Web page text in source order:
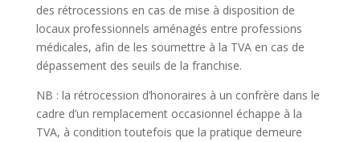
des rétrocessions en cas de mise à disposition de
locaux professionnels aménagés entre professions
médicales, afin de les soumettre à la TVA en cas de
dépassement des seuils de la franchise.
NB : la rétrocession d’honoraires à un confrère dans le
cadre d’un remplacement occasionnel échappe à la
TVA, à condition toutefois que la pratique demeure